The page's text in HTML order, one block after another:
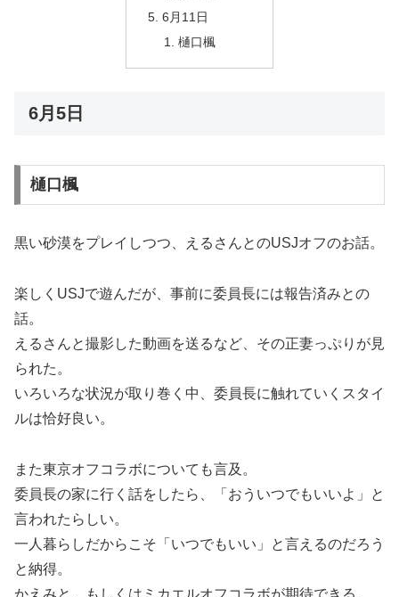
6月11日
樋口楓
6月5日
樋口楓
黒い砂漠をプレイしつつ、えるさんとのUSJオフのお話。
楽しくUSJで遊んだが、事前に委員長には報告済みとの
話。
えるさんと撮影した動画を送るなど、その正妻っぷりが見
られた。
いろいろな状況が取り巻く中、委員長に触れていくスタイ
ルは恰好良い。
また東京オフコラボについても言及。
委員長の家に行く話をしたら、「おういつでもいいよ」と
言われたらしい。
一人暮らしだからこそ「いつでもいい」と言えるのだろう
と納得。
かえみと、もしくはミカエルオフコラボが期待できる。